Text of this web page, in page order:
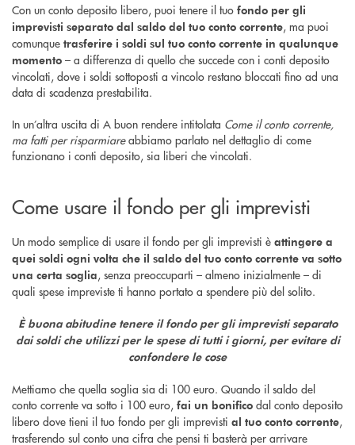
Con un conto deposito libero, puoi tenere il tuo fondo per gli
imprevisti separato dal saldo del tuo conto corrente, ma puoi
comunque trasferire i soldi sul tuo conto corrente in qualunque
momento – a differenza di quello che succede con i conti deposito
vincolati, dove i soldi sottoposti a vincolo restano bloccati fino ad una
data di scadenza prestabilita.
In un’altra uscita di A buon rendere intitolata Come il conto corrente,
ma fatti per risparmiareabbiamo parlato nel dettaglio di come
funzionano i conti deposito, sia liberi che vincolati.
Come usare il fondo per gli imprevisti
Un modo semplice di usare il fondo per gli imprevisti è attingere a
quei soldi ogni volta che il saldo del tuo conto corrente va sotto
una certa soglia, senza preoccuparti – almeno inizialmente – di
quali spese impreviste ti hanno portato a spendere più del solito.
È buona abitudine tenere il fondo per gli imprevisti separato
dai soldi che utilizzi per le spese di tutti i giorni, per evitare di
confondere le cose
Mettiamo che quella soglia sia di 100 euro. Quando il saldo del
conto corrente va sotto i 100 euro, fai un bonifico dal conto deposito
libero dove tieni il tuo fondo per gli imprevisti al tuo conto corrente,
trasferendo sul conto una cifra che pensi ti basterà per arrivare